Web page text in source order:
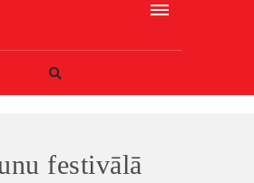
festivālā